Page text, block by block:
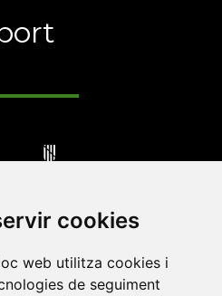
cookies
web utilitza cookies i
de seguiment